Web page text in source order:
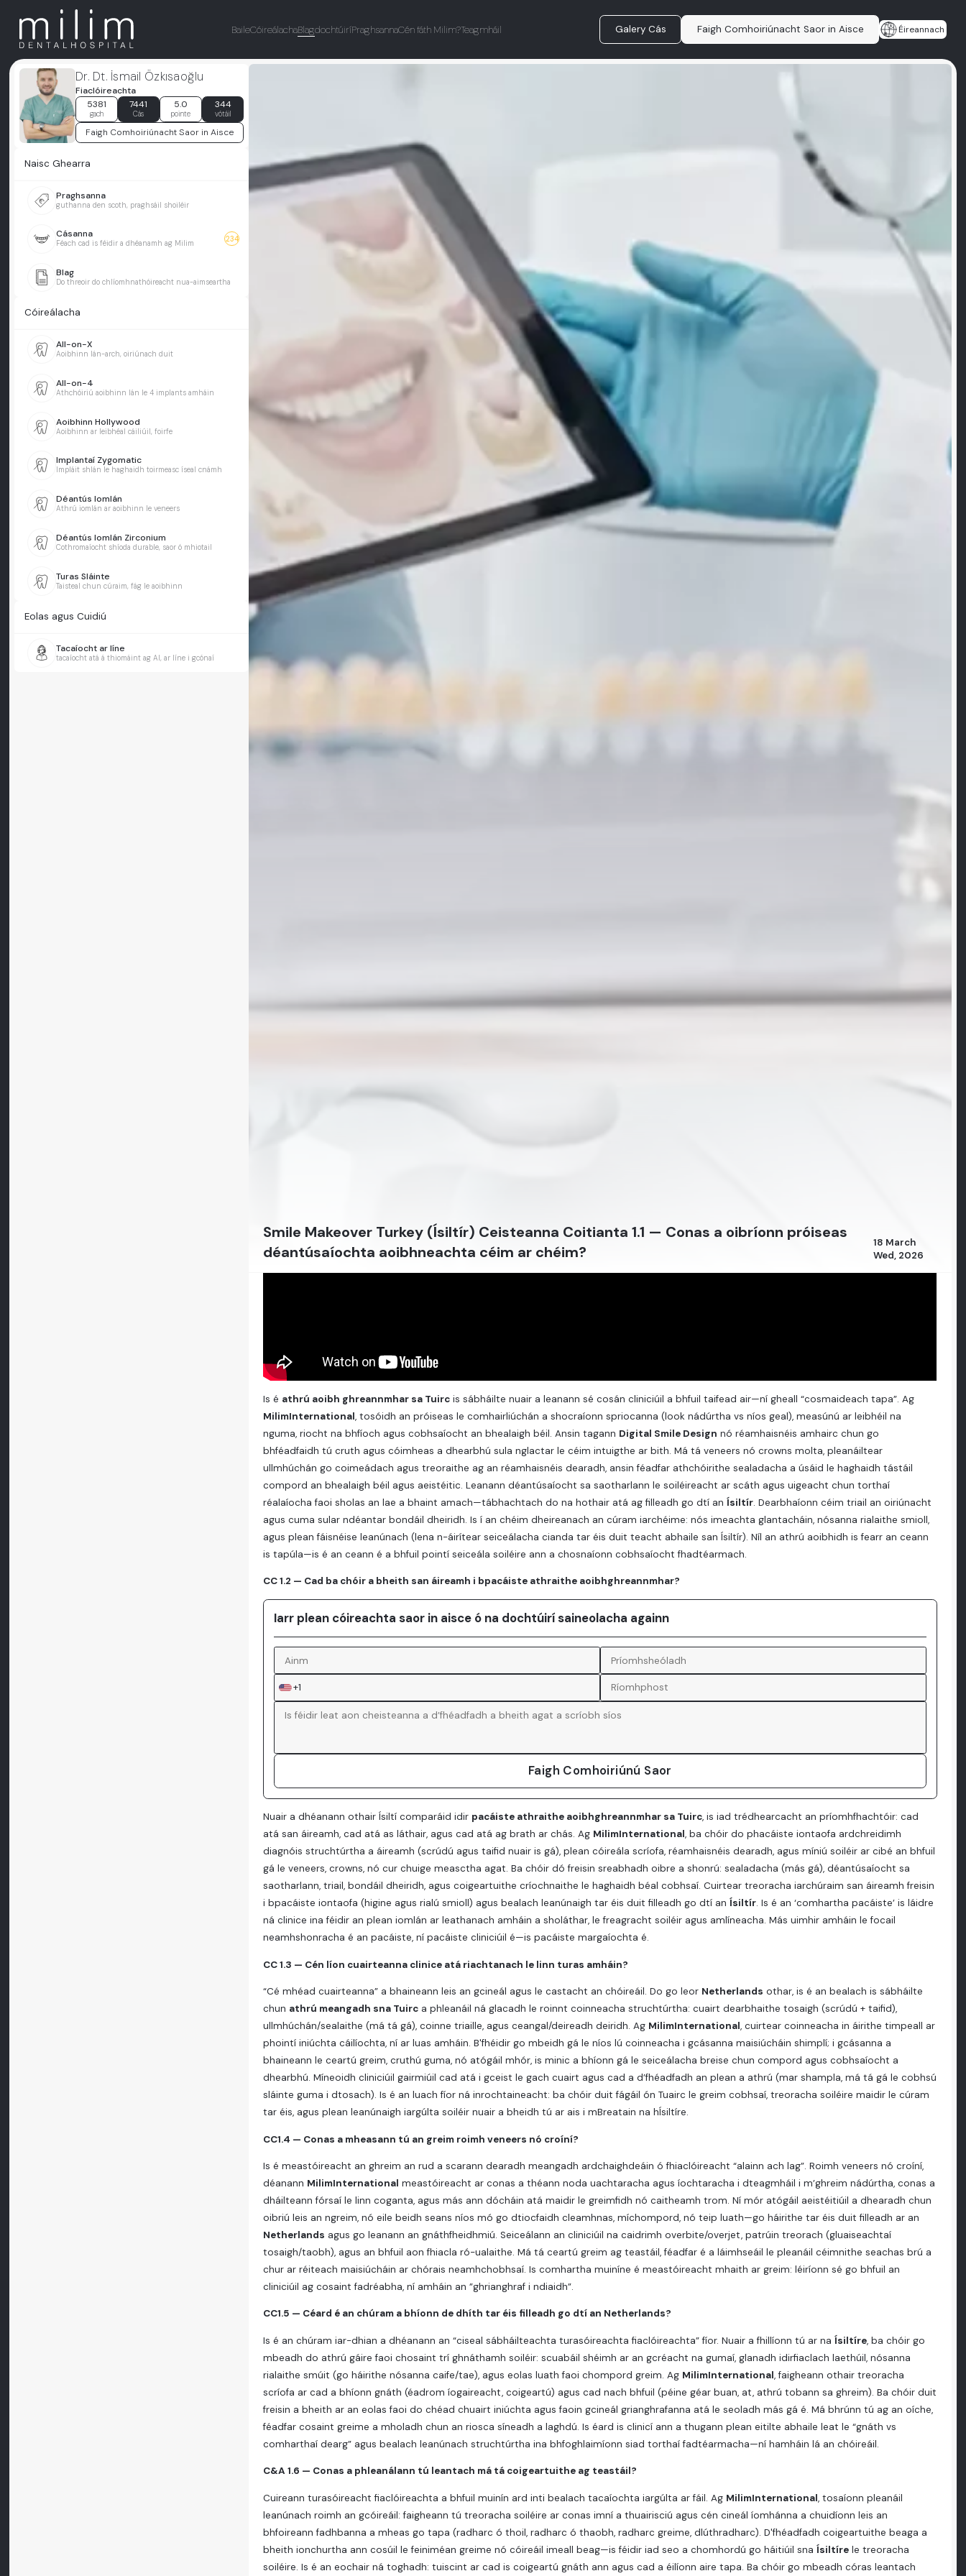
BaileCóireálachaBlagdochtúiríPraghsannaCén fáth Milim?Teagmháil Galery Cás Faigh Comhoiriúnacht Saor in Aisce Éireannach
Dr. Dt. İsmail Özkısaoğlu
Fiaclóireachta
5381
gach
7441
Cás
5.0
pointe
344
vótáil
Faigh Comhoiriúnacht Saor in Aisce
Naisc Ghearra
Praghsanna
guthanna den scoth, praghsáil shoiléir
Cásanna
Féach cad is féidir a dhéanamh ag Milim 234
Blag
Do threoir do chlíomhnathóireacht nua-aimseartha
Cóireálacha
All-on-X
Aoibhinn lán-arch, oiriúnach duit
All-on-4
Athchóiriú aoibhinn lán le 4 implants amháin
Aoibhinn Hollywood
Aoibhinn ar leibhéal cáiliúil, foirfe
Implantaí Zygomatic
Impláit shlán le haghaidh toirmeasc íseal cnámh
Déantús Iomlán
Athrú iomlán ar aoibhinn le veneers
Déantús Iomlán Zirconium
Cothromaíocht shíoda durable, saor ó mhiotail
Turas Sláinte
Taisteal chun cúraim, fág le aoibhinn
Eolas agus Cuidiú
Tacaíocht ar líne
tacaíocht atá á thiomáint ag AI, ar líne i gcónaí
Smile Makeover Turkey (Ísiltír) Ceisteanna Coitianta 1.1 — Conas a oibríonn próiseas
déantúsaíochta aoibhneachta céim ar chéim?
18 March
Wed, 2026
Is é athrú aoibh ghreannmhar sa Tuirc is sábháilte nuair a leanann sé cosán cliniciúil a bhfuil taifead air—ní gheall “cosmaideach tapa”. Ag
MilimInternational, tosóidh an próiseas le comhairliúchán a shocraíonn spriocanna (look nádúrtha vs níos geal), measúnú ar leibhéil na
nguma, riocht na bhfíoch agus cobhsaíocht an bhealaigh béil. Ansin tagann Digital Smile Design nó réamhaisnéis amhairc chun go
bhféadfaidh tú cruth agus cóimheas a dhearbhú sula nglactar le céim intuigthe ar bith. Má tá veneers nó crowns molta, pleanáiltear
ullmhúchán go coimeádach agus treoraithe ag an réamhaisnéis dearadh, ansin féadfar athchóirithe sealadacha a úsáid le haghaidh tástáil
compord an bhealaigh béil agus aeistéitic. Leanann déantúsaíocht sa saotharlann le soiléireacht ar scáth agus uigeacht chun torthaí
réalaíocha faoi sholas an lae a bhaint amach—tábhachtach do na hothair atá ag filleadh go dtí anÍsiltír. Dearbhaíonn céim triail an oiriúnacht
agus cuma sular ndéantar bondáil dheiridh. Is í an chéim dheireanach an cúram iarchéime: nós imeachta glantacháin, nósanna rialaithe smioll,
agus plean fáisnéise leanúnach (lena n-áirítear seiceálacha cianda tar éis duit teacht abhaile san Ísiltír). Níl an athrú aoibhidh is fearr an ceann
is tapúla—is é an ceann é a bhfuil pointí seiceála soiléire ann a chosnaíonn cobhsaíocht fhadtéarmach.
CC 1.2 — Cad ba chóir a bheith san áireamh i bpacáiste athraithe aoibhghreannmhar?
Iarr plean cóireachta saor in aisce ó na dochtúirí saineolacha againn
+1
Faigh Comhoiriúnú Saor
Nuair a dhéanann othair Ísiltí comparáid idir pacáiste athraithe aoibhghreannmhar sa Tuirc, is iad trédhearcacht an príomhfhachtóir: cad
atá san áireamh, cad atá as láthair, agus cad atá ag brath ar chás. Ag MilimInternational, ba chóir do phacáiste iontaofa ardchreidimh
diagnóis struchtúrtha a áireamh (scrúdú agus taifid nuair is gá), plean cóireála scríofa, réamhaisnéis dearadh, agus míniú soiléir ar cibé an bhfuil
gá le veneers, crowns, nó cur chuige measctha agat. Ba chóir dó freisin sreabhadh oibre a shonrú: sealadacha (más gá), déantúsaíocht sa
saotharlann, triail, bondáil dheiridh, agus coigeartuithe críochnaithe le haghaidh béal cobhsaí. Cuirtear treoracha iarchúraim san áireamh freisin
i bpacáiste iontaofa (higine agus rialú smioll) agus bealach leanúnaigh tar éis duit filleadh go dtí anÍsiltír. Is é an ‘comhartha pacáiste’ is láidre
ná clinice ina féidir an plean iomlán ar leathanach amháin a sholáthar, le freagracht soiléir agus amlíneacha. Más uimhir amháin le focail
neamhshonracha é an pacáiste, ní pacáiste cliniciúil é—is pacáiste margaíochta é.
CC 1.3 — Cén líon cuairteanna clinice atá riachtanach le linn turas amháin?
“Cé mhéad cuairteanna” a bhaineann leis an gcineál agus le castacht an chóireáil. Do go leor Netherlands othar, is é an bealach is sábháilte
chun athrú meangadh sna Tuirc a phleanáil ná glacadh le roinnt coinneacha struchtúrtha: cuairt dearbhaithe tosaigh (scrúdú + taifid),
ullmhúchán/sealaithe (má tá gá), coinne triaille, agus ceangal/deireadh deiridh. Ag MilimInternational, cuirtear coinneacha in áirithe timpeall ar
phointí iniúchta cáilíochta, ní ar luas amháin. B'fhéidir go mbeidh gá le níos lú coinneacha i gcásanna maisiúcháin shimplí; i gcásanna a
bhaineann le ceartú greim, cruthú guma, nó atógáil mhór, is minic a bhíonn gá le seiceálacha breise chun compord agus cobhsaíocht a
dhearbhú. Míneoidh cliniciúil gairmiúil cad atá i gceist le gach cuairt agus cad a d’fhéadfadh an plean a athrú (mar shampla, má tá gá le cobhsú
sláinte guma i dtosach). Is é an luach fíor ná inrochtaineacht: ba chóir duit fágáil ón Tuairc le greim cobhsaí, treoracha soiléire maidir le cúram
tar éis, agus plean leanúnaigh iargúlta soiléir nuair a bheidh tú ar ais i mBreatain na hÍsiltíre.
CC1.4 — Conas a mheasann tú an greim roimh veneers nó croíní?
Is é meastóireacht an ghreim an rud a scarann dearadh meangadh ardchaighdeáin ó fhiaclóireacht “alainn ach lag”. Roimh veneers nó croíní,
déanann MilimInternational meastóireacht ar conas a théann noda uachtaracha agus íochtaracha i dteagmháil i m’ghreim nádúrtha, conas a
dháilteann fórsaí le linn coganta, agus más ann dócháin atá maidir le greimfidh nó caitheamh trom. Ní mór atógáil aeistéitiúil a dhearadh chun
oibriú leis an ngreim, nó eile beidh seans níos mó go dtiocfaidh cleamhnas, míchompord, nó teip luath—go háirithe tar éis duit filleadh ar an
Netherlands agus go leanann an gnáthfheidhmiú. Seiceálann an cliniciúil na caidrimh overbite/overjet, patrúin treorach (gluaiseachtaí
tosaigh/taobh), agus an bhfuil aon fhiacla ró-ualaithe. Má tá ceartú greim ag teastáil, féadfar é a láimhseáil le pleanáil céimnithe seachas brú a
chur ar réiteach maisiúcháin ar chórais neamhchobhsaí. Is comhartha muiníne é meastóireacht mhaith ar greim: léiríonn sé go bhfuil an
cliniciúil ag cosaint fadréabha, ní amháin an ”ghrianghraf i ndiaidh”.
CC1.5 — Céard é an chúram a bhíonn de dhíth tar éis filleadh go dtí an Netherlands?
Is é an chúram iar-dhian a dhéanann an “ciseal sábháilteachta turasóireachta fiaclóireachta” fíor. Nuair a fhillíonn tú ar naÍsiltíre, ba chóir go
mbeadh do athrú gáire faoi chosaint trí ghnáthamh soiléir: scuabáil shéimh ar an gcréacht na gumaí, glanadh idirfiaclach laethúil, nósanna
rialaithe smúit (go háirithe nósanna caife/tae), agus eolas luath faoi chompord greim. Ag MilimInternational, faigheann othair treoracha
scríofa ar cad a bhíonn gnáth (éadrom íogaireacht, coigeartú) agus cad nach bhfuil (péine géar buan, at, athrú tobann sa ghreim). Ba chóir duit
freisin a bheith ar an eolas faoi do chéad chuairt iniúchta agus faoin gcineál grianghrafanna atá le seoladh más gá é. Má bhrúnn tú ag an oíche,
féadfar cosaint greime a mholadh chun an riosca síneadh a laghdú. Is éard is clinicí ann a thugann plean eitilte abhaile leat le “gnáth vs
comharthaí dearg” agus bealach leanúnach struchtúrtha ina bhfoghlaimíonn siad torthaí fadtéarmacha—ní hamháin lá an chóireáil.
C&A 1.6 — Conas a phleanálann tú leantach má tá coigeartuithe ag teastáil?
Cuireann turasóireacht fiaclóireachta a bhfuil muinín ard inti bealach tacaíochta iargúlta ar fáil. Ag MilimInternational, tosaíonn pleanáil
leanúnach roimh an gcóireáil: faigheann tú treoracha soiléire ar conas imní a thuairisciú agus cén cineál íomhánna a chuidíonn leis an
bhfoireann fadhbanna a mheas go tapa (radharc ó thoil, radharc ó thaobh, radharc greime, dlúthradharc). D'fhéadfadh coigeartuithe beaga a
bheith ionchurtha ann cosúil le feiniméan greime nó cóireáil imeall beag—is féidir iad seo a chomhordú go háitiúil snaÍsiltíre le treoracha
soiléire. Is é an eochair ná toghadh: tuiscint ar cad is coigeartú gnáth ann agus cad a éilíonn aire tapa. Ba chóir go mbeadh córas leantach